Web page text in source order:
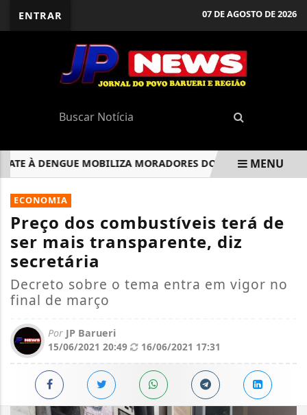
ENTRAR 07 DE AGOSTO DE 2026
À DENGUE MOBILIZA MORADORES DO JARDIM AUDIR
EM ALTA
MENU
ECONOMIA
Preço dos combustíveis terá de
ser mais transparente, diz
secretária
Decreto sobre o tema entra em vigor no
final de março
Por JP Barueri
15/06/2021 20:49
16/06/2021 17:31